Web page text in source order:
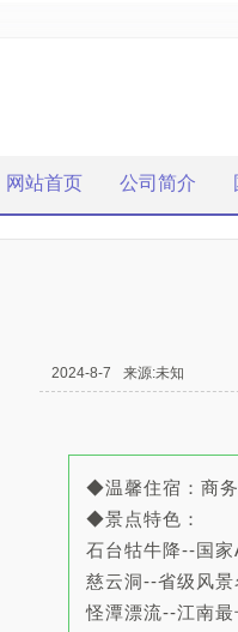
网站首页 公司简介
2024-8-7 来源:未知
◆温馨住宿：商
◆景点特色：
石台牯牛降--国
慈云洞--省级风
怪潭漂流--江南